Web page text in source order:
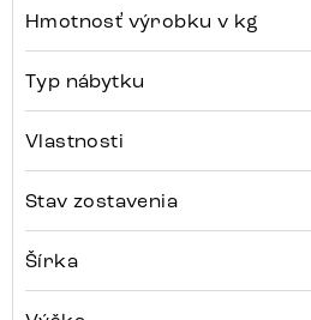
Hmotnosť výrobku v kg
Typ nábytku
Vlastnosti
Stav zostavenia
Šírka